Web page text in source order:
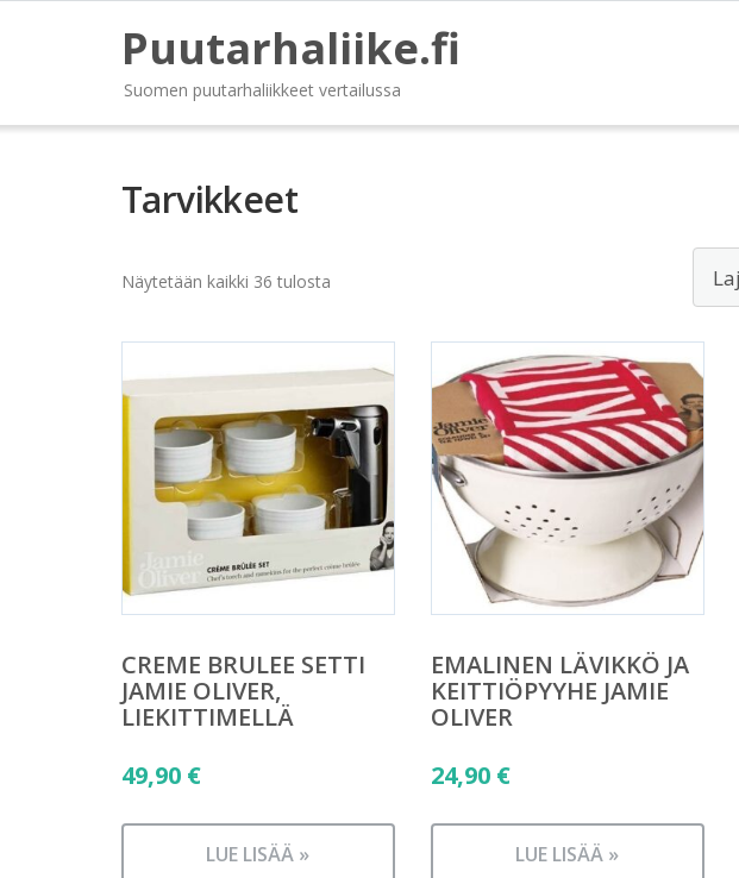
Puutarhaliike.fi
Suomen puutarhaliikkeet vertailussa
Tarvikkeet
Näytetään kaikki 36 tulosta
CREME BRULEE SETTI
JAMIE OLIVER,
LIEKITTIMELLÄ
49,90 €
LUE LISÄÄ »
EMALINEN LÄVIKKÖ JA
KEITTIÖPYYHE JAMIE
OLIVER
24,90 €
LUE LISÄÄ »